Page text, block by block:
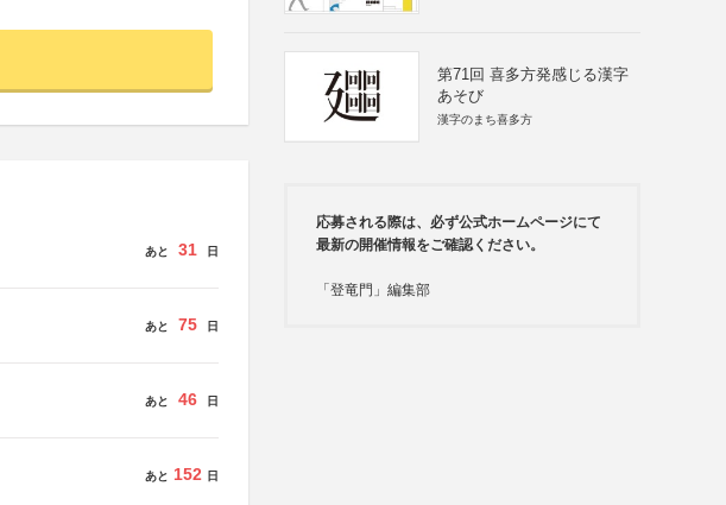
あと 31 日
あと 75 日
あと 46 日
あと 152 日
第71回 喜多方発感じる漢字
あそび
漢字のまち喜多方
応募される際は、必ず公式ホームページにて
最新の開催情報をご確認ください。
「登竜門」編集部